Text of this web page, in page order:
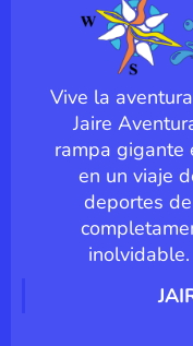
Vive la
Jaire
rampa gigante
en un viaje
deportes